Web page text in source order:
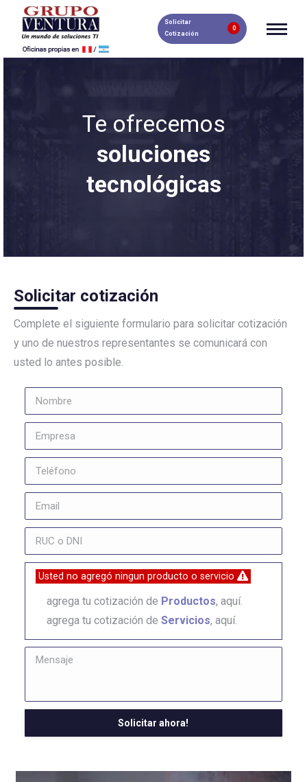
Solicitar
Cotización
0
Te ofrecemos
soluciones
tecnológicas
Solicitar cotización
Complete el siguiente formulario para solicitar cotización
y uno de nuestros representantes se comunicará con
usted lo antes posible.
Usted no agregó ningun producto o servicio
agrega tu cotización de Productos, aquí.
agrega tu cotización deServicios, aquí.